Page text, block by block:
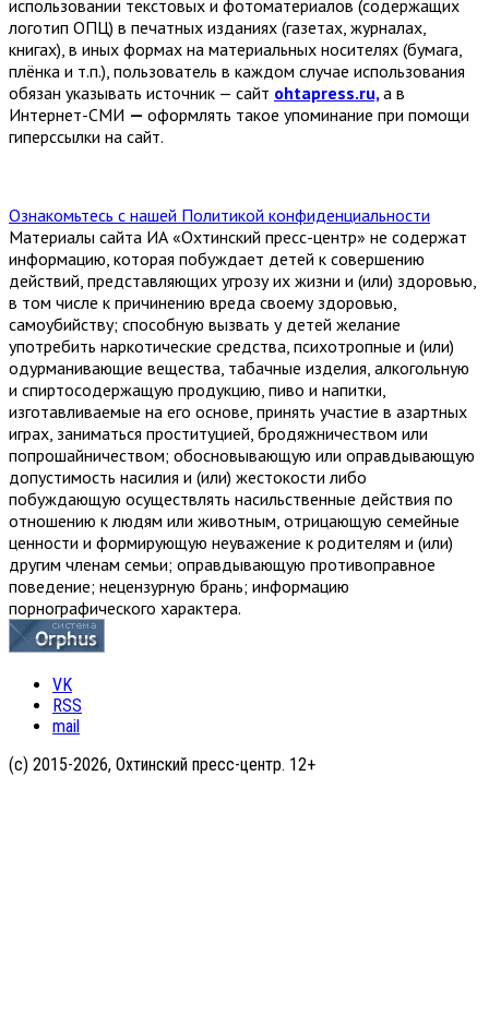
использовании текстовых и фотоматериалов (содержащих
логотип ОПЦ) в печатных изданиях (газетах, журналах,
книгах), в иных формах на материальных носителях (бумага,
плёнка и т.п.), пользователь в каждом случае использования
обязан указывать источник — сайт ohtapress.ru, а в
Интернет-СМИ — оформлять такое упоминание при помощи
гиперссылки на сайт.
Ознакомьтесь с нашей Политикой конфиденциальности
Материалы сайта ИА «Охтинский пресс-центр» не содержат
информацию, которая побуждает детей к совершению
действий, представляющих угрозу их жизни и (или) здоровью,
в том числе к причинению вреда своему здоровью,
самоубийству; способную вызвать у детей желание
употребить наркотические средства, психотропные и (или)
одурманивающие вещества, табачные изделия, алкогольную
и спиртосодержащую продукцию, пиво и напитки,
изготавливаемые на его основе, принять участие в азартных
играх, заниматься проституцией, бродяжничеством или
попрошайничеством; обосновывающую или оправдывающую
допустимость насилия и (или) жестокости либо
побуждающую осуществлять насильственные действия по
отношению к людям или животным, отрицающую семейные
ценности и формирующую неуважение к родителям и (или)
другим членам семьи; оправдывающую противоправное
поведение; нецензурную брань; информацию
порнографического характера.
VK
RSS
mail
(с) 2015-2026, Охтинский пресс-центр. 12+